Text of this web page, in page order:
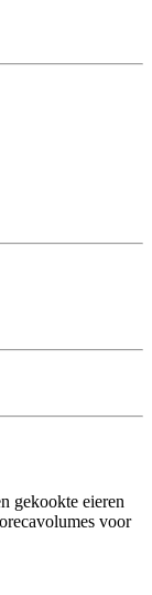
gekookte eieren
voor